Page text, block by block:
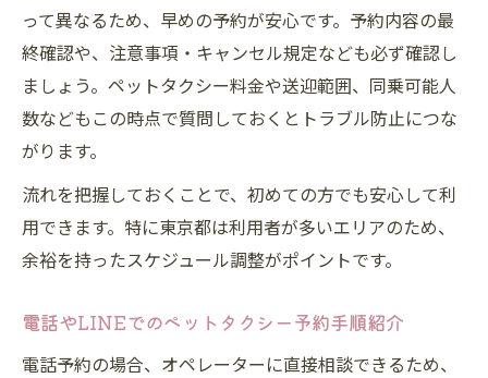
って異なるため、早めの予約が安心です。予約内容の最
終確認や、注意事項・キャンセル規定なども必ず確認し
ましょう。ペットタクシー料金や送迎範囲、同乗可能人
数などもこの時点で質問しておくとトラブル防止につな
がります。
流れを把握しておくことで、初めての方でも安心して利
用できます。特に東京都は利用者が多いエリアのため、
余裕を持ったスケジュール調整がポイントです。
電話やLINEでのペットタクシー予約手順紹介
電話予約の場合、オペレーターに直接相談できるため、